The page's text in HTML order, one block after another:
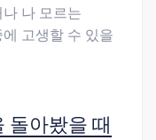
나 모르는
고생할 수 있을
돌아봤을 때